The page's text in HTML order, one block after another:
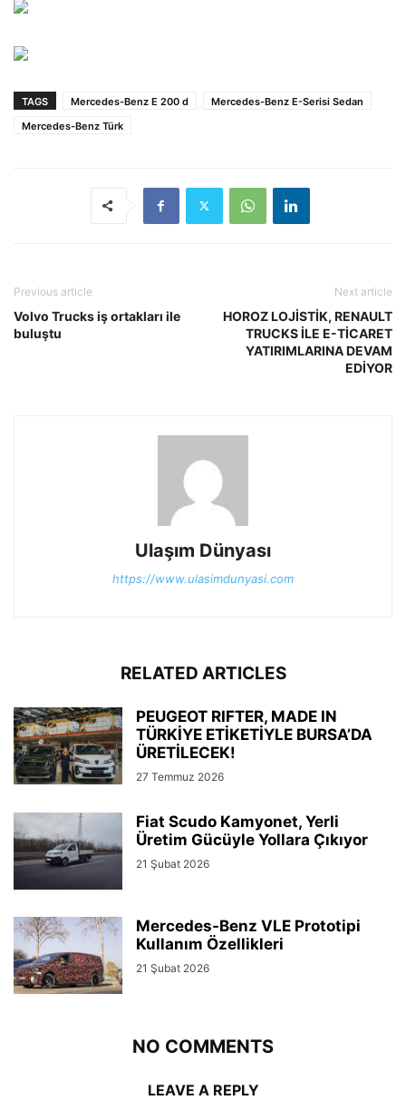
TAGS Mercedes-Benz E 200 d
Mercedes-Benz E-Serisi Sedan
Mercedes-Benz Türk
Previous article
Volvo Trucks iş ortakları ile
buluştu
Next article
HOROZ LOJİSTİK, RENAULT
TRUCKS İLE E-TİCARET
YATIRIMLARINA DEVAM
EDİYOR
Ulaşım Dünyası
https://www.ulasimdunyasi.com
RELATED ARTICLES
PEUGEOT RIFTER, MADE IN
TÜRKİYE ETİKETİYLE BURSA’DA
ÜRETİLECEK!
27 Temmuz 2026
Fiat Scudo Kamyonet, Yerli
Üretim Gücüyle Yollara Çıkıyor
21 Şubat 2026
Mercedes-Benz VLE Prototipi
Kullanım Özellikleri
21 Şubat 2026
NO COMMENTS
LEAVE A REPLY